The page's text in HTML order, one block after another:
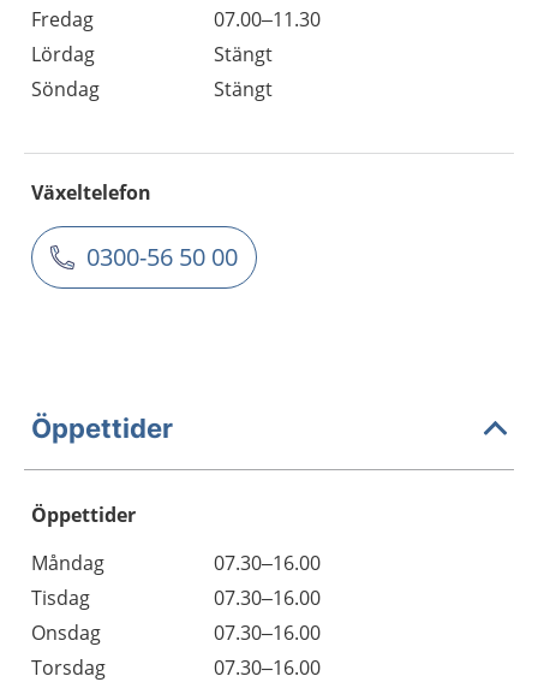
Fredag
07.00–11.30
Lördag
Stängt
Söndag
Stängt
Växeltelefon
0300-56 50 00
Öppettider
Öppettider
Dag
Öppettider
Kommentarer
Måndag
07.30–16.00
Tisdag
07.30–16.00
Onsdag
07.30–16.00
Torsdag
07.30–16.00